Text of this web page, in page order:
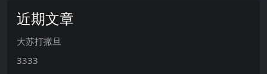
近期文章
大苏打撒旦
3333